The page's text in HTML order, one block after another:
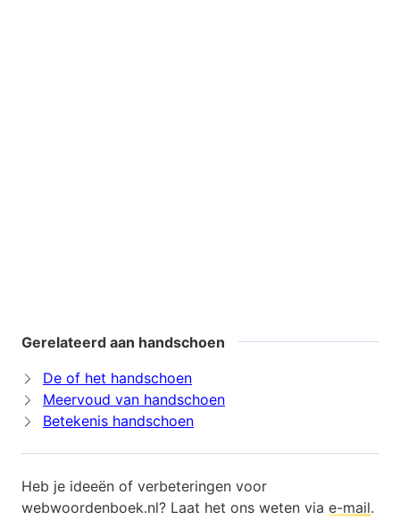
Gerelateerd aan handschoen
De of het handschoen
Meervoud van handschoen
Betekenis handschoen
Heb je ideeën of verbeteringen voor
webwoordenboek.nl? Laat het ons weten via e-mail.